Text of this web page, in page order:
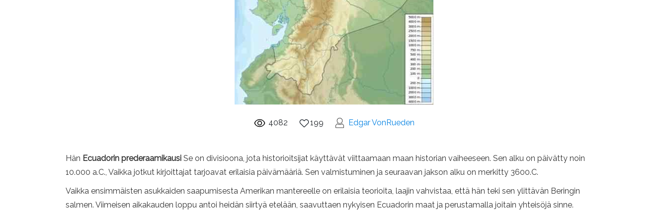
4082 199 Edgar VonRueden
Hän Ecuadorin prederaamikausi Se on divisioona, jota historioitsijat käyttävät viittaamaan maan historian vaiheeseen. Sen alku on päivätty noin
10.000 a.C., Vaikka jotkut kirjoittajat tarjoavat erilaisia ​​päivämääriä. Sen valmistuminen ja seuraavan jakson alku on merkitty 3600.C.
Vaikka ensimmäisten asukkaiden saapumisesta Amerikan mantereelle on erilaisia ​​teorioita, laajin vahvistaa, että hän teki sen ylittävän Beringin
salmen. Viimeisen aikakauden loppu antoi heidän siirtyä etelään, saavuttaen nykyisen Ecuadorin maat ja perustamalla joitain yhteisöjä sinne.